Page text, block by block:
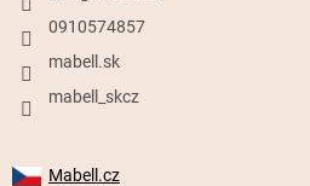
0910574857
mabell.sk
mabell_skcz
Mabell.cz